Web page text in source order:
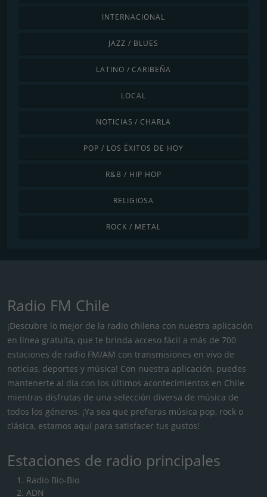
INTERNACIONAL
JAZZ / BLUES
LATINO / CARIBEÑA
LOCAL
NOTICIAS / CHARLA
POP / LOS ÉXITOS DE HOY
R&B / HIP HOP
RELIGIOSA
ROCK / METAL
Radio FM Chile
¡Descubre lo mejor de la radio chilena con nuestra aplicación
en línea gratuita, que te brinda acceso fácil a más de 700
estaciones de radio FM/AM con transmisiones en vivo de
noticias, deportes y música! Con nuestra aplicación, puedes
mantenerte al día con los últimos acontecimientos en Chile
mientras disfrutas de una selección diversa de música de
todos los géneros. ¡Ya sea que prefieras música pop, rock o
clásica, estamos aquí para satisfacer tus gustos!
Estaciones de radio principales
Radio Bio-Bio
ADN